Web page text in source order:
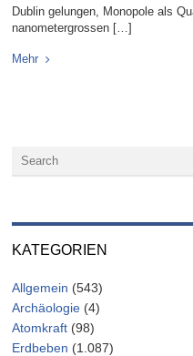
Dublin gelungen, Monopole als
nanometergrossen […]
Mehr
KATEGORIEN
Allgemein (543)
Archäologie (4)
Atomkraft (98)
Erdbeben (1.087)